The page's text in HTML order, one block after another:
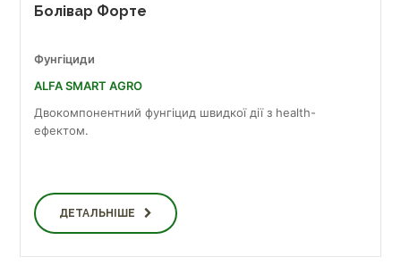
Болівар Форте
Фунгіциди
ALFA SMART AGRO
Двокомпонентний фунгіцид швидкої дії з health-
ефектом.
ДЕТАЛЬНІШЕ